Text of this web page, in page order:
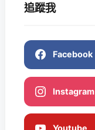
追蹤我
Facebook
Instagram